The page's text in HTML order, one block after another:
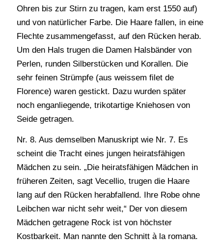
Ohren bis zur Stirn zu tragen, kam erst 1550 auf)
und von natürlicher Farbe. Die Haare fallen, in eine
Flechte zusammengefasst, auf den Rücken herab.
Um den Hals trugen die Damen Halsbänder von
Perlen, runden Silberstücken und Korallen. Die
sehr feinen Strümpfe (aus weissem filet de
Florence) waren gestickt. Dazu wurden später
noch enganliegende, trikotartige Kniehosen von
Seide getragen.
Nr. 8. Aus demselben Manuskript wie Nr. 7. Es
scheint die Tracht eines jungen heiratsfähigen
Mädchen zu sein. „Die heiratsfähigen Mädchen in
früheren Zeiten, sagt Vecellio, trugen die Haare
lang auf den Rücken herabfallend. Ihre Robe ohne
Leibchen war nicht sehr weit,“ Der von diesem
Mädchen getragene Rock ist von höchster
Kostbarkeit. Man nannte den Schnitt à la romana.